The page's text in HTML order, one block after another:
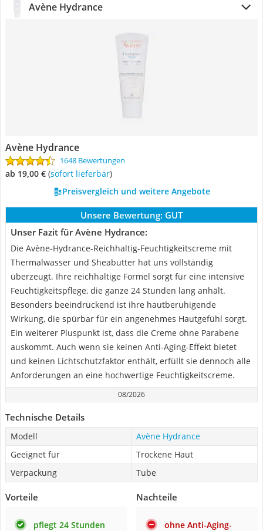
Avène Hydrance
Avène Hydrance
1648 Bewertungen
ab 19,00 € ( Sofort lieferbar)
Preisvergleich und weitere Angebote
Unsere Bewertung: GUT
Unser Fazit für Avène Hydrance:
Die Avène-Hydrance-Reichhaltig-Feuchtigkeitscreme mit
Thermalwasser und Sheabutter hat uns vollständig
überzeugt. Ihre reichhaltige Formel sorgt für eine intensive
Feuchtigkeitspflege, die ganze 24 Stunden lang anhält.
Besonders beeindruckend ist ihre hautberuhigende
Wirkung, die spürbar für ein angenehmes Hautgefühl sorgt.
Ein weiterer Pluspunkt ist, dass die Creme ohne Parabene
auskommt. Auch wenn sie keinen Anti-Aging-Effekt bietet
und keinen Lichtschutzfaktor enthält, erfüllt sie dennoch alle
Anforderungen an eine hochwertige Feuchtigkeitscreme.
08/2026
Technische Details
Modell
Avène Hydrance
Geeignet für
Trockene Haut
Verpackung
Tube
Vorteile
pflegt 24 Stunden
Nachteile
ohne Anti-Aging-